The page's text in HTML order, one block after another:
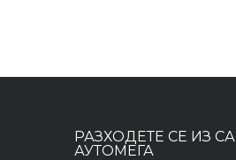
РАЗХОДЕТЕ СЕ ИЗ
АУТОМЕГА